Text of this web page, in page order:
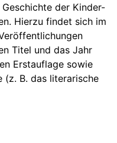
der Kinder-
Hierzu findet sich im
Titel und das Jahr
Erstauflage sowie
(z. B. das literarische